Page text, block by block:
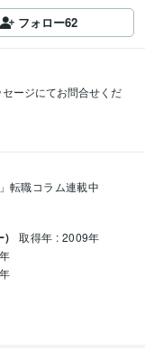
フォロー62
ージにてお問合せくだ
転職コラム連載中
) 取得年 : 2009年